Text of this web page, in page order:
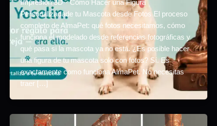
Impresión 3D·· Cómo Hacer una Figura
Personalizadade tu Mascota desde Fotos El proceso
completo de AlmaPet: qué fotos necesitamos, cómo
funciona el modelado desde referencias fotográficas y
qué pasa si la mascota ya no está. ¿Es posible hacer
una figura de tu mascota solo con fotos? Sí. Es
exactamente como funciona AlmaPet. No necesitas
traer […]